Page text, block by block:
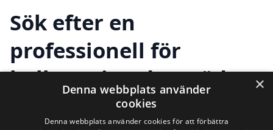
Sök efter en
professionell för
balkong i andra städer
nära Traryd
×
Denna webbplats använder
cookies
Denna webbplats använder cookies för att förbättra